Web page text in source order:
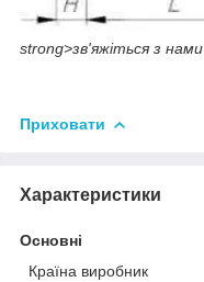
strong>зв'яжіться з
Приховати
Характеристики
Основні
Країна виробник